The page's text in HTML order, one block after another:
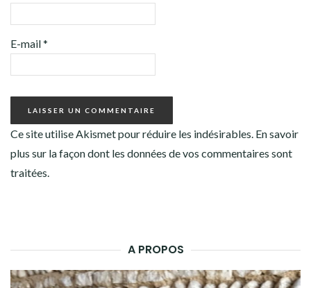
E-mail*
Ce site utilise Akismet pour réduire les indésirables. En savoir
plus sur la façon dont les données de vos commentaires sont
traitées
A PROPOS